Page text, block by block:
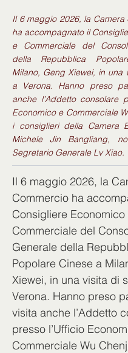
Il 6 maggio 2026, la Camera
ha accompagnato il
e Commerciale del
della Repubblica
Milano, Geng Xiewei, in una
a Verona. Hanno preso
anche l’Addetto consolare
Economico e Commerciale
i consiglieri della Camera
Michele Jin Bangliang,
Segretario Generale Lv Xiao.
Il 6 maggio 2026, la
Commercio ha
Consigliere Economico
Commerciale del
Generale della
Popolare Cinese a
Xiewei, in una visita di
Verona. Hanno preso
visita anche l’Addetto
presso l’Ufficio
Commerciale Wu